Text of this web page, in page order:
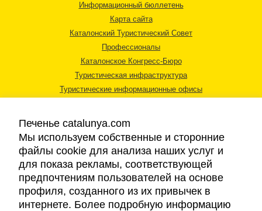
Информационный бюллетень
Карта сайта
Каталонский Туристический Совет
Профессионалы
Каталонское Конгресс-Бюро
Туристическая инфраструктура
Туристические информационные офисы
Правовая информация
Cookies
Печенье catalunya.com
Мы используем собственные и сторонние
файлы cookie для анализа наших услуг и
для показа рекламы, соответствующей
предпочтениям пользователей на основе
профиля, созданного из их привычек в
интернете. Более подробную информацию